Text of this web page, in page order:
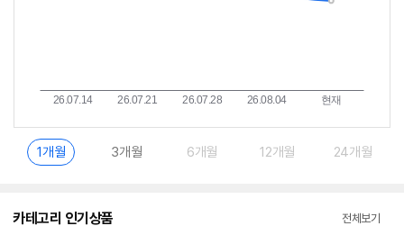
1개월 3개월 6개월 12개월 24개월
카테고리 인기상품 전체보기